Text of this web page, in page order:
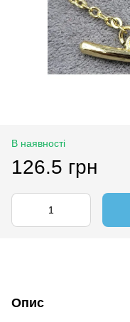
В наявності
126.5 грн
Опис